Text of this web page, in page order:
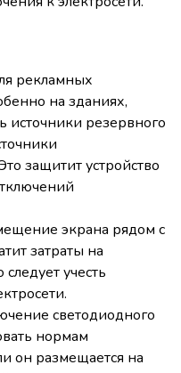
рекламных
на зданиях,
источники резервного
защитит устройство
экрана рядом с
затраты на
учесть
светодиодного
нормам
он размещается на